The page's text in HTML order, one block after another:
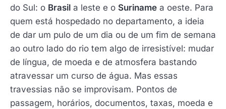
do Sul: o Brasil a leste e o Suriname a oeste. Para
quem está hospedado no departamento, a ideia
de dar um pulo de um dia ou de um fim de semana
ao outro lado do rio tem algo de irresistível: mudar
de língua, de moeda e de atmosfera bastando
atravessar um curso de água. Mas essas
travessias não se improvisam. Pontos de
passagem, horários, documentos, taxas, moeda e